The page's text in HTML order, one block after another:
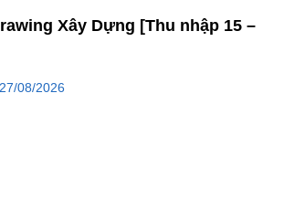
Xây Dựng [Thu nhập 15 –
08/2026